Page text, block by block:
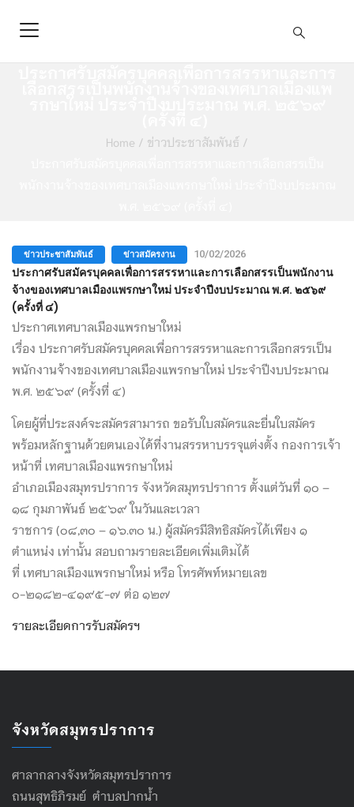
Home / ข่าวประชาสัมพันธ์ /
ข่าวประชาสัมพันธ์ ข่าวสมัครงาน 10/02/2026
ประกาศรับสมัครบุคคลเพื่อการสรรหาและการเลือกสรรเป็นพนักงาน
จ้างของเทศบาลเมืองแพรกษาใหม่ ประจำปีงบประมาณ พ.ศ. ๒๕๖๙
(ครั้งที่ ๔)
ประกาศเทศบาลเมืองแพรกษาใหม่
เรื่อง ประกาศรับสมัครบุคคลเพื่อการสรรหาและการเลือกสรรเป็น
พนักงานจ้างของเทศบาลเมืองแพรกษาใหม่ ประจำปีงบประมาณ
พ.ศ. ๒๕๖๙ (ครั้งที่ ๔)
โดยผู้ที่ประสงค์จะสมัครสามารถ ขอรับใบสมัครและยื่นใบสมัคร
พร้อมหลักฐานด้วยตนเองได้ที่งานสรรหาบรรจุแต่งตั้ง กองการเจ้า
หน้าที่ เทศบาลเมืองแพรกษาใหม่
อำเภอเมืองสมุทรปราการ จังหวัดสมุทรปราการ ตั้งแต่วันที่ ๑๐ –
๑๘ กุมภาพันธ์ ๒๕๖๙ ในวันและเวลา
ราชการ (๐๘,๓๐ – ๑๖.๓๐ น.) ผู้สมัครมีสิทธิสมัครได้เพียง ๑
ตำแหน่ง เท่านั้น สอบถามรายละเอียดเพิ่มเติมได้
ที่ เทศบาลเมืองแพรกษาใหม่ หรือ โทรศัพท์หมายเลข
๐-๒๑๘๒-๔๑๙๕-๗ ต่อ ๑๒๗
รายละเอียดการรับสมัครฯ
จังหวัดสมุทรปราการ
ศาลากลางจังหวัดสมุทรปราการ
ถนนสุทธิภิรมย์ ตำบลปากน้ำ